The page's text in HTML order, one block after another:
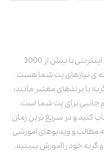
پت استور به عنوان یکی از قدیمی‌ترین پت شاپ های اینترنتی با بیش از 3000
ی نیازهای پت شما هست.
با برندهای معتبر مانند:
جانبی برای پت شما است.
کنید و در سریع ترین زمان
و ویدیوهای آموزشی
گربه خود را آموزش ببینید.